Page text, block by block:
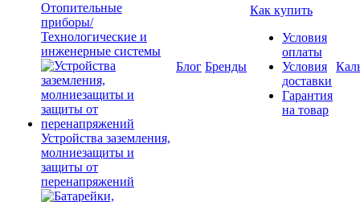
Отопительные
приборы/
Технологические и
инженерные системы
Устройства заземления,
молниезащиты и
защиты от
перенапряжений
Блог Бренды
Как купить
Условия
оплаты
Условия
доставки
Гарантия
на товар